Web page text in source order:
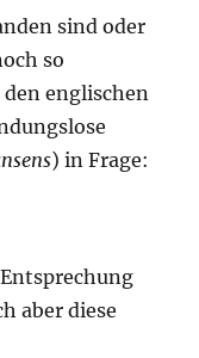
sind oder
so
englischen
) in Frage:
aber diese